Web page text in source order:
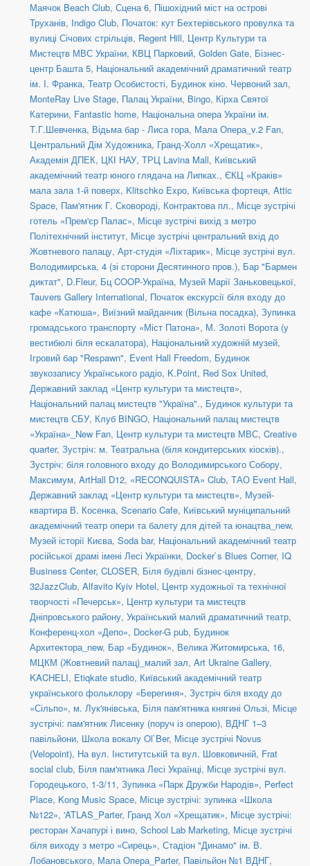
Маячок Beach Club, Сцена 6, Пішохідний міст на острові
Труханів, Indigo Club, Початок: кут Бехтерівського провулка та
вулиці Січових стрільців, Regent Hill, Центр Культури та
Мистецтв МВС України, КВЦ Парковий, Golden Gate, Бізнес-
центр Башта 5, Національний академічний драматичний театр
ім. І. Франка, Театр Особистості, Будинок кіно. Червоний зал,
MonteRay Live Stage, Палац України, Bingo, Кірха Святої
Катерини, Fantastic home, Національна опера України ім.
Т.Г.Шевченка, Відьма бар - Лиса гора, Мала Опера_v.2 Fan,
Центральний Дім Художника, Гранд-Холл «Хрещатик»,
Академія ДПЕК, ЦКІ НАУ, ТРЦ Lavina Mall, Київський
академічний театр юного глядача на Липках., ЄКЦ «Краків»
мала зала 1-й поверх, Klitschko Expo, Київська фортеця, Attic
Space, Пам'ятник Г. Сковороді, Контрактова пл., Місце зустрічі
готель «Прем'єр Палас», Місце зустрічі вихід з метро
Політехнічний інститут, Місце зустрічі центральний вхід до
Жовтневого палацу, Арт-студія «Ліхтарик», Місце зустрічі вул.
Володимирська, 4 (зі сторони Десятинного пров.), Бар "Бармен
диктат", D.Fleur, Бц COOP-Україна, Музей Марії Заньковецької,
Tauvers Gallery International, Початок екскурсії біля входу до
кафе «Катюша», Виїзний майданчик (Вільна посадка), Зупинка
громадського транспорту «Міст Патона», М. Золоті Ворота (у
вестибюлі біля ескалатора), Національний художній музей,
Ігровий бар "Respawn", Event Hall Freedom, Будинок
звукозапису Українського радіо, K.Point, Red Sox United,
Державний заклад «Центр культури та мистецтв»,
Національний палац мистецтв "Україна"., Будинок культури та
мистецтв СБУ, Клуб BINGO, Національний палац мистецтв
«Україна»_New Fan, Центр культури та мистецтв МВС, Creative
quarter, Зустріч: м. Театральна (біля кондитерських кіосків).,
Зустріч: біля головного входу до Володимирського Собору,
Максимум, ArtHall D12, «RECONQUISTA» Club, ТАО Event Hall,
Державний заклад «Центр культури та мистецтв», Музей-
квартира В. Косенка, Scenario Cafe, Київський муніципальний
академічний театр опери та балету для дітей та юнацтва_new,
Музей історії Києва, Soda bar, Національний академічний театр
російської драмі імені Лесі Українки, Docker`s Blues Corner, IQ
Business Center, CLOSER, Біля будівлі бізнес-центру,
32JazzClub, Alfavito Kyiv Hotel, Центр художньої та технічної
творчості «Печерськ», Центр культури та мистецтв
Дніпровського району, Український малий драматичний театр,
Конференц-хол «Депо», Docker-G pub, Будинок
Архитектора_new, Бар «Будинок», Велика Житомирська, 16,
МЦКМ (Жовтневий палац)_малий зал, Art Ukraine Gallery,
KACHELI, Etiqkate studio, Київський академічний театр
українського фольклору «Берегиня», Зустріч біля входу до
«Сільпо», м. Лук'янівська, Біля пам'ятника княгині Ользі, Місце
зустрічі: пам'ятник Лисенку (поруч із оперою), ВДНГ 1–3
павільйони, Школа вокалу Ol`Ber, Місце зустрічі Novus
(Velopoint), На вул. Інститутській та вул. Шовковичній, Frat
social сlub, Біля пам'ятника Лесі Українці, Місце зустрічі вул.
Городецького, 1-3/11, Зупинка «Парк Дружби Народів», Perfect
Place, Kong Music Space, Місце зустрічі: зупинка «Школа
№122», 'ATLAS_Parter, Гранд Хол «Хрещатик», Місце зустрічі:
ресторан Хачапурі і вино, School Lab Marketing, Місце зустрічі
біля виходу з метро «Сирець», Стадіон "Динамо" ім. В.
Лобановського, Мала Опера_Parter, Павільйон №1 ВДНГ,